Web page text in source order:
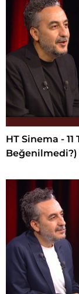
HT Sinema -
Beğenilmedi?)